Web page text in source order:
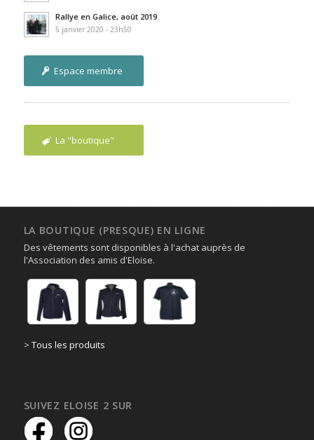
Rallye en Galice, août 2019
5 janvier 2020 - 23h50
Espace membre
La "boutique"
LA BOUTIQUE (PRESQUE) EN LIGNE
Des vêtements sont disponibles à l'achat auprès de
l'Association des amis d'Eloise.
> Tous les produits
SUIVEZ ELOISE 2 SUR